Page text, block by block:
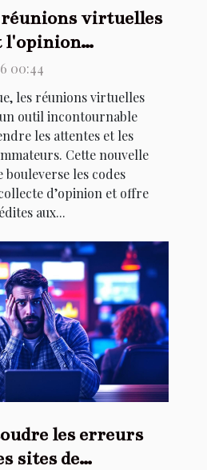
réunions virtuelles
l'opinion
?
00:44
les réunions virtuelles
outil incontournable
les attentes et les
Cette nouvelle
bouleverse les codes
d’opinion et offre
aux...
les erreurs
sites de